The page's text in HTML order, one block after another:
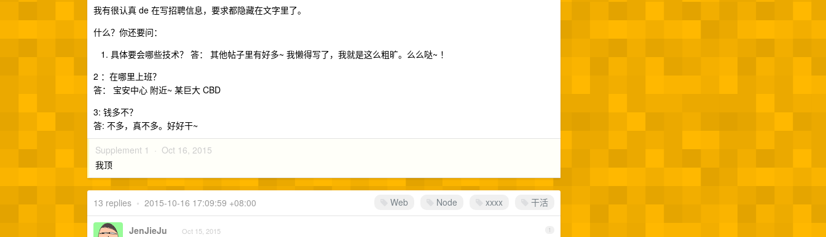
我有很认真 de 在写招聘信息，要求都隐藏在文字里了。
什么？你还要问：
具体要会哪些技术？ 答： 其他帖子里有好多~ 我懒得写了，我就是这么粗旷。么么哒~ ！
2 ：在哪里上班？
答： 宝安中心 附近~ 某巨大 CBD
3: 钱多不？
答: 不多，真不多。好好干~
Supplement 1 · Oct 16, 2015
我顶
Web Node xxxx 干活
13 replies • 2015-10-16 17:09:59 +08:00
1
JenJieJu Oct 15, 2015